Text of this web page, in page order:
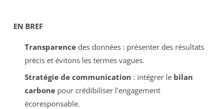
EN BREF
Transparencedes données : présenter des résultats
précis et évitons les termes vagues.
Stratégie de communication : intégrer le bilan
carbonepour crédibiliser l’engagement
écoresponsable.